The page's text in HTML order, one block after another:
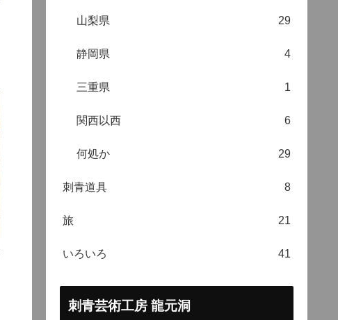
山梨県 29
静岡県 4
三重県 1
関西以西 6
何処か 29
刺青道具 8
旅 21
いろいろ 41
刺青芸術工房 龍元洞